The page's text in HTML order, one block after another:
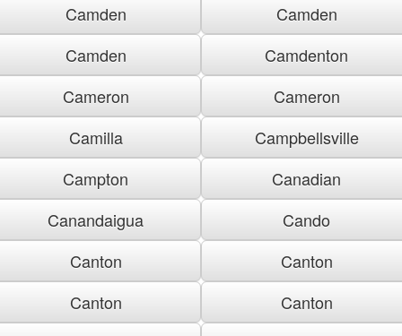
Camden
Camden
Camden
Camdenton
Cameron
Cameron
Camilla
Campbellsville
Campton
Canadian
Canandaigua
Cando
Canton
Canton
Canton
Canton